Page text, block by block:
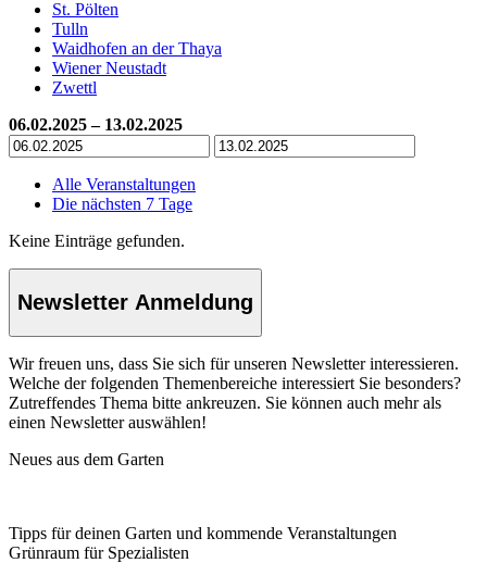
St. Pölten
Tulln
Waidhofen an der Thaya
Wiener Neustadt
Zwettl
06.02.2025 – 13.02.2025
Alle Veranstaltungen
Die nächsten 7 Tage
Keine Einträge gefunden.
Newsletter Anmeldung
Wir freuen uns, dass Sie sich für unseren Newsletter interessieren.
Welche der folgenden Themenbereiche interessiert Sie besonders?
Zutreffendes Thema bitte ankreuzen. Sie können auch mehr als
einen Newsletter auswählen!
Neues aus dem Garten
Tipps für deinen Garten und kommende Veranstaltungen
Grünraum für Spezialisten